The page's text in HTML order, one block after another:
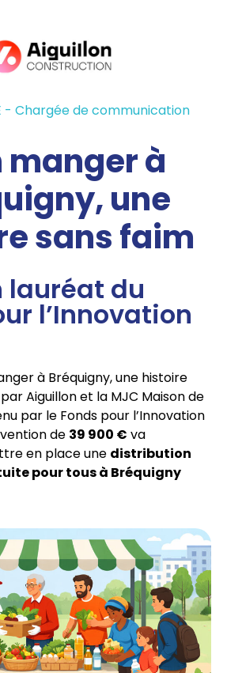
- Chargée de communication
manger à
une
sans faim
lauréat du
l’Innovation
à Bréquigny, une histoire
Aiguillon et la MJC Maison de
par le Fonds pour l’Innovation
de 39 900 € va
en place une distribution
pour tous à Bréquigny